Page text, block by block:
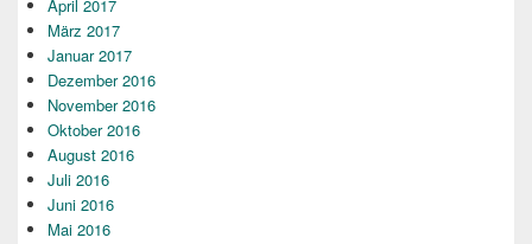
April 2017
März 2017
Januar 2017
Dezember 2016
November 2016
Oktober 2016
August 2016
Juli 2016
Juni 2016
Mai 2016